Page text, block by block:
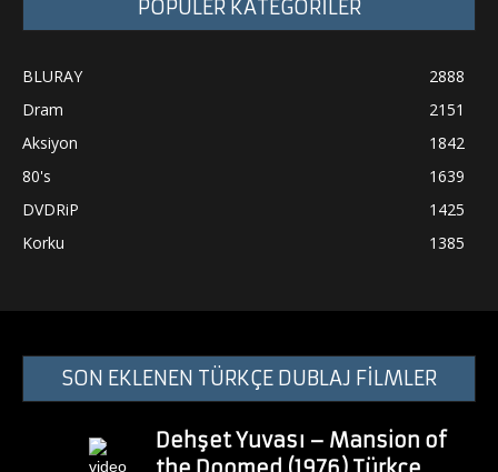
POPÜLER KATEGORİLER
BLURAY
2888
Dram
2151
Aksiyon
1842
80's
1639
DVDRiP
1425
Korku
1385
SON EKLENEN TÜRKÇE DUBLAJ FİLMLER
Dehşet Yuvası – Mansion of